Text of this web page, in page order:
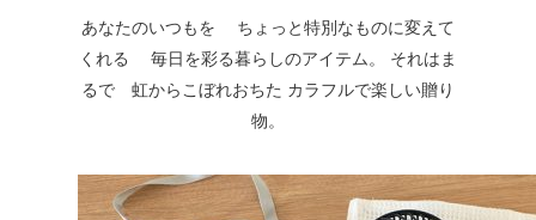
あなたのいつもを ちょっと特別なものに変えて
くれる 毎日を彩る暮らしのアイテム。 それはま
るで 虹からこぼれおちた カラフルで楽しい贈り
物。